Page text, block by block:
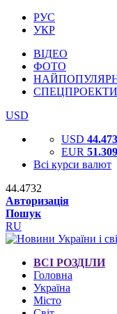
РУС
УКР
ВІДЕО
ФОТО
СПЕЦПРОЕКТИ
USD
USD
EUR
Всі курси валют
44.4732
Авторизація
Пошук
RU
ВСІ РОЗДІЛИ
Головна
Україна
Місто